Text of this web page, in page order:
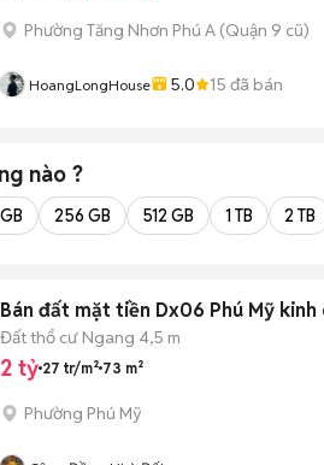
Phường Tăng Nhơn Phú A (Quận 9 cũ)
HoangLongHouse 5.0 15 đã bán
nào ?
256 GB 512 GB 1 TB 2 TB
Bán đất mặt tiền Dx06 Phú Mỹ kinh
Đất thổ cư Ngang 4,5 m
2 tỷ 27 tr/m² 73 m²
Phường Phú Mỹ